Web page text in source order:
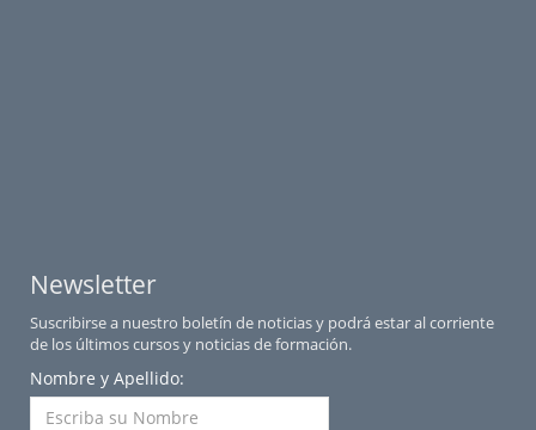
Newsletter
Suscribirse a nuestro boletín de noticias y podrá estar al corriente
de los últimos cursos y noticias de formación.
Nombre y Apellido: